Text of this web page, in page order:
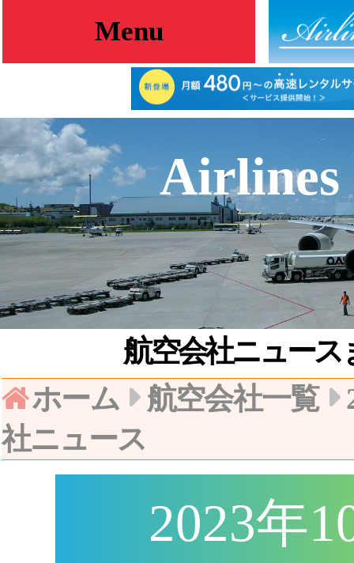
Airlines
Menu
航空会社ニュース
ホーム
航空会社一覧
社ニュース
2023年